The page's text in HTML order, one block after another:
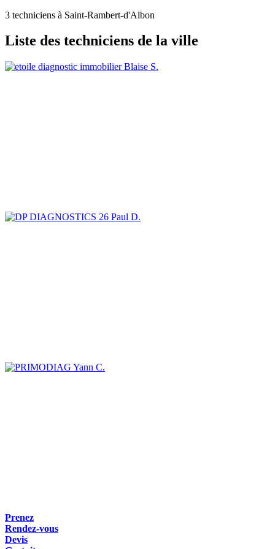
3 techniciens à Saint-Rambert-d'Albon
Liste des techniciens de la ville
Blaise S.
Paul D.
Yann C.
Prenez
Rendez-vous
Devis